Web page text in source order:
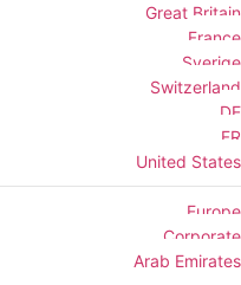
Great Britain
France
Sverige
Switzerland
DE
FR
United States
Europe
Corporate
Arab Emirates